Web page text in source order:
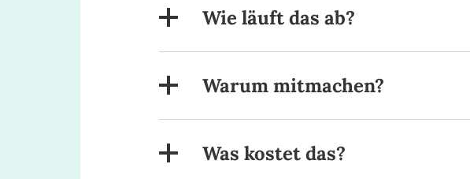
Wie läuft das ab?
Warum mitmachen?
Was kostet das?